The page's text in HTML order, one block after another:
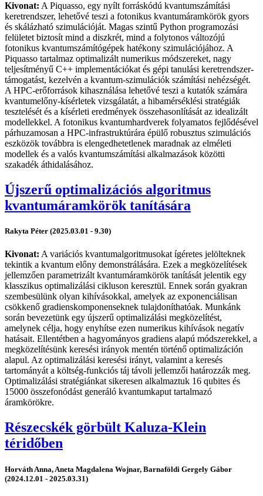
Kivonat: A Piquasso, egy nyílt forráskódú kvantumszámítási
keretrendszer, lehetővé teszi a fotonikus kvantumáramkörök gyors
és skálázható szimulációját. Magas szintű Python programozási
felületet biztosít mind a diszkrét, mind a folytonos változójú
fotonikus kvantumszámítógépek hatékony szimulációjához. A
Piquasso tartalmaz optimalizált numerikus módszereket, nagy
teljesítményű C++ implementációkat és gépi tanulási keretrendszer-
támogatást, kezelvén a kvantum-szimulációk számítási nehézségét.
A HPC-erőforrások kihasználása lehetővé teszi a kutatók számára
kvantumelőny-kísérletek vizsgálatát, a hibamérséklési stratégiák
tesztelését és a kísérleti eredmények összehasonlítását az idealizált
modellekkel. A fotonikus kvantumhardverek folyamatos fejlődésével
párhuzamosan a HPC-infrastruktúrára épülő robusztus szimulációs
eszközök továbbra is elengedhetetlenek maradnak az elméleti
modellek és a valós kvantumszámítási alkalmazások közötti
szakadék áthidalásához.
Újszerű optimalizációs algoritmus
kvantumáramkörök tanítására
Rakyta Péter (2025.03.01 - 9.30)
Kivonat: A variációs kvantumalgoritmusokat ígéretes jelölteknek
tekintik a kvantum előny demonstrálására. Ezek a megközelítések
jellemzően parametrizált kvantumáramkörök tanítását jelentik egy
klasszikus optimalizálási cikluson keresztül. Ennek során gyakran
szembesülünk olyan kihívásokkal, amelyek az exponenciálisan
csökkenő gradienskomponenseknek tulajdoníthatóak. Munkánk
során bevezetünk egy újszerű optimalizálási megközelítést,
amelynek célja, hogy enyhítse ezen numerikus kihívások negatív
hatásait. Ellentétben a hagyományos gradiens alapú módszerekkel, a
megközelítésünk keresési irányok mentén történő optimalizáción
alapul. Az optimalizálási keresési irányt, valamint a keresés
tartományát a költség-funkciós táj távoli jellemzői határozzák meg.
Optimalizálási stratégiánkat sikeresen alkalmaztuk 16 qubites és
15000 összefonódást generáló kvantumkaput tartalmazó
áramkörökre.
Részecskék görbült Kaluza-Klein
téridőben
Horváth Anna, Aneta Magdalena Wojnar, Barnaföldi Gergely Gábor
(2024.12.01 - 2025.03.31)